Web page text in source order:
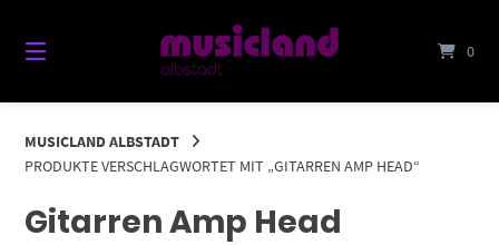
Inhalt
0
MUSICLAND ALBSTADT
PRODUKTE VERSCHLAGWORTET MIT „GITARREN AMP HEAD“
Gitarren Amp Head